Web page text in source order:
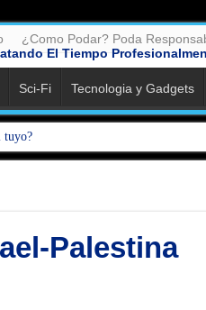
¿Como Podar? Poda
Sci-Fi Tecnologia y Gadgets
tuyo?
Palestina